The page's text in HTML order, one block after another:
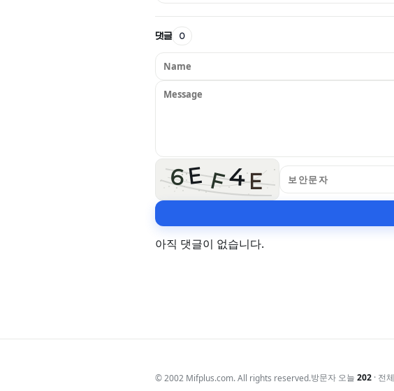
댓글 0
6E F4E
아직 댓글이 없습니다.
© 2002 Mifplus.com. All rights reserved.방문자 오늘 202 · 전체